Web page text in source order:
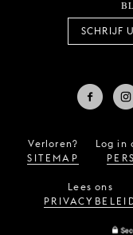
SCHRIJF
Verloren?
SITEMAP
Log in
Lees ons